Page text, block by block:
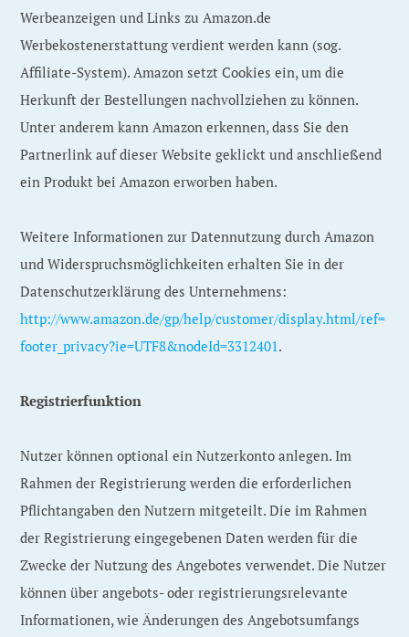
Werbeanzeigen und Links zu Amazon.de
Werbekostenerstattung verdient werden kann (sog.
Affiliate-System). Amazon setzt Cookies ein, um die
Herkunft der Bestellungen nachvollziehen zu können.
Unter anderem kann Amazon erkennen, dass Sie den
Partnerlink auf dieser Website geklickt und anschließend
ein Produkt bei Amazon erworben haben.
Weitere Informationen zur Datennutzung durch Amazon
und Widerspruchsmöglichkeiten erhalten Sie in der
Datenschutzerklärung des Unternehmens:
http://www.amazon.de/gp/help/customer/display.html/ref=
footer_privacy?ie=UTF8&nodeId=3312401.
Registrierfunktion
Nutzer können optional ein Nutzerkonto anlegen. Im
Rahmen der Registrierung werden die erforderlichen
Pflichtangaben den Nutzern mitgeteilt. Die im Rahmen
der Registrierung eingegebenen Daten werden für die
Zwecke der Nutzung des Angebotes verwendet. Die Nutzer
können über angebots- oder registrierungsrelevante
Informationen, wie Änderungen des Angebotsumfangs